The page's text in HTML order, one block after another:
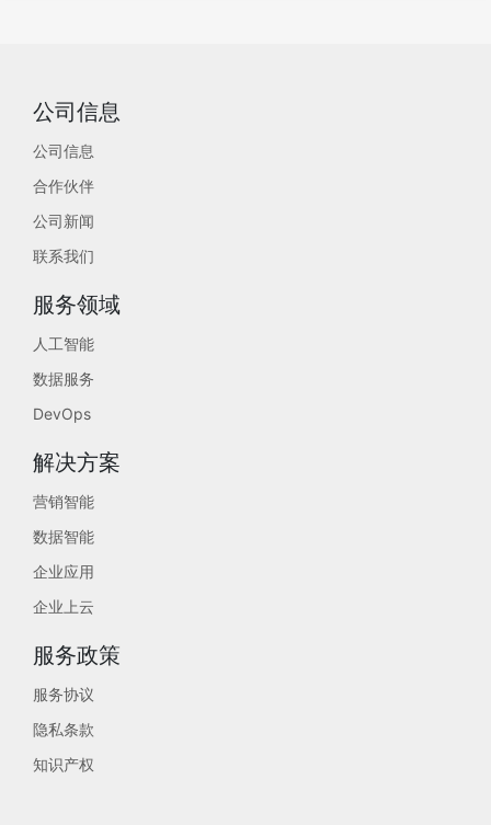
公司信息
公司信息
合作伙伴
公司新闻
联系我们
服务领域
人工智能
数据服务
DevOps
解决方案
营销智能
数据智能
企业应用
企业上云
服务政策
服务协议
隐私条款
知识产权